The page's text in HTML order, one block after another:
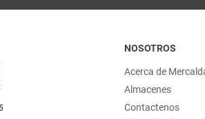
NOSOTROS
Acerca de
Almacenes
Contactenos